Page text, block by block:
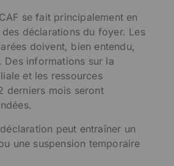
se fait principalement en
déclarations du foyer. Les
doivent, bien entendu,
. Des informations sur la
et les ressources
derniers mois seront
peut entraîner un
une suspension temporaire